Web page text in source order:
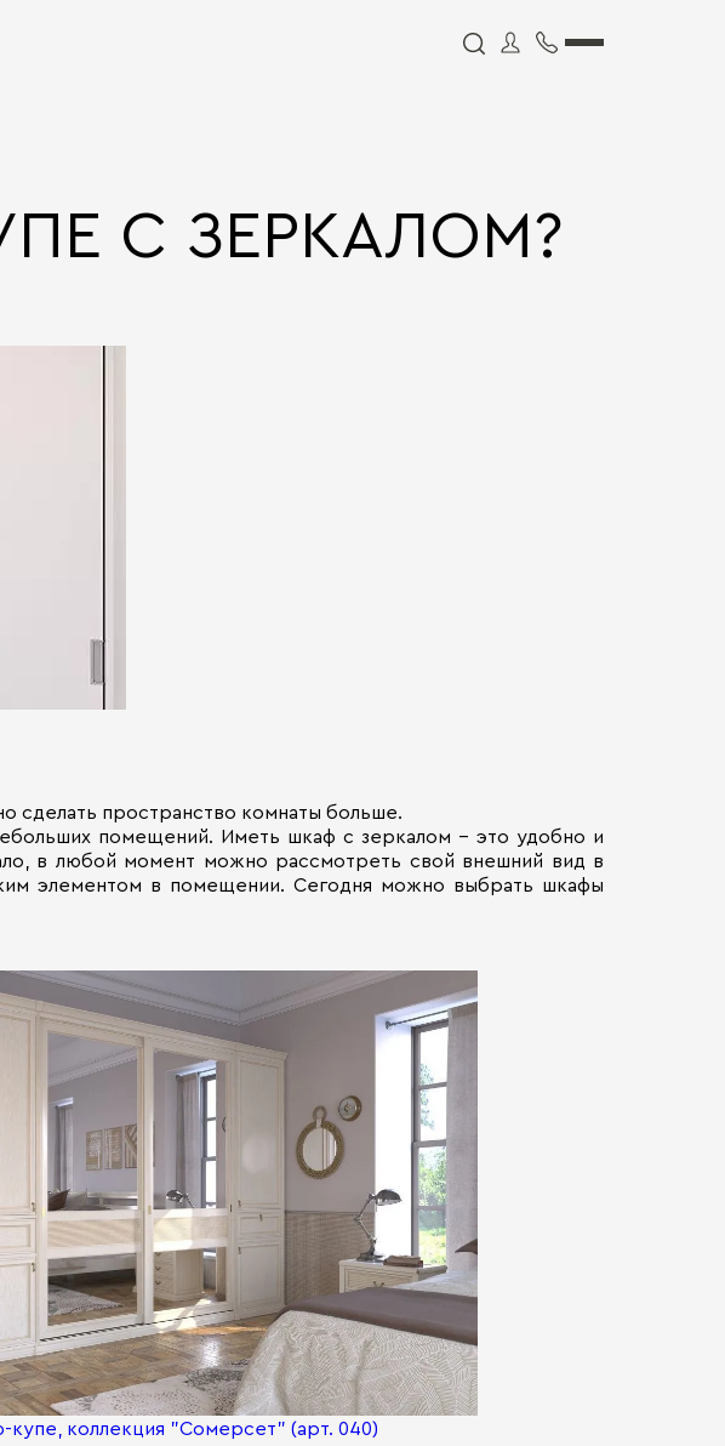
С ЗЕРКАЛОМ?
сделать пространство комнаты больше.
помещений. Иметь шкаф с зеркалом – это удобно и
в любой момент можно рассмотреть свой внешний вид в
элементом в помещении. Сегодня можно выбрать шкафы
купе, коллекция "Сомерсет" (арт. 040)